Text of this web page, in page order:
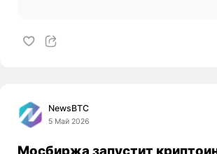
NewsBTC
5 Май 2026
Мосбиржа запустит